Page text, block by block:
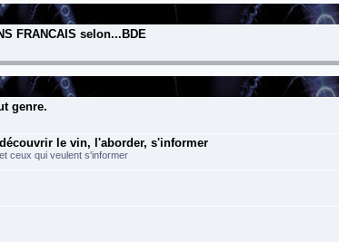
FRANCAIS selon...BDE
genre.
le vin, l'aborder, s'informer
ceux qui veulent s'informer